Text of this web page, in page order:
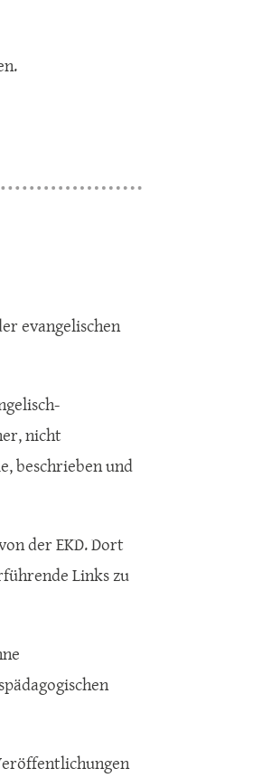
evangelischen
nicht
beschrieben und
der EKD. Dort
Links zu